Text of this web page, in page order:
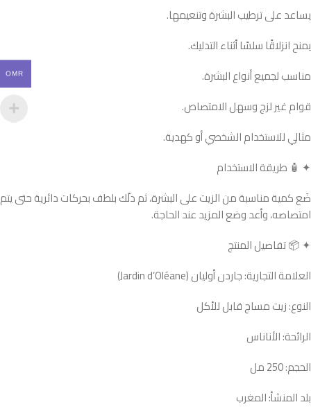
يساعد على ترطيب البشرة وتنعيمها.
يمنح انزلاقًا سلسًا أثناء التدليك.
مناسب لجميع أنواع البشرة.
قوام غير لزج وسهل الامتصاص.
مثالي للاستخدام الشخصي أو كهدية.
✦ 🧴 طريقة الاستخدام
ضَع كمية مناسبة من الزيت على البشرة، ثم دلّك بلطف بحركات دائرية حتى يتم
امتصاصه، وأعد وضع المزيد عند الحاجة.
✦ 📦 تفاصيل المنتج
العلامة التجارية: جاردن أوليان (Jardin d’Oléane)
النوع: زيت مساج قابل للأكل
الرائحة: الأناناس
الحجم: 250 مل
بلد المنشأ: المغرب
OMR